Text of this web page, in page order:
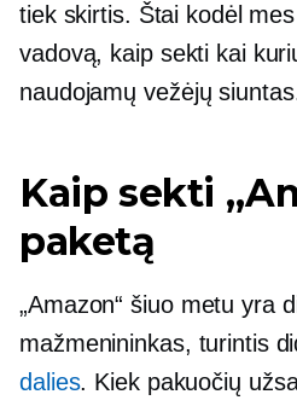
tiek skirtis. Štai kodėl
vadovą, kaip sekti kai
naudojamų vežėjų
Kaip sekti
paketą
„Amazon“ šiuo metu yra
mažmenininkas, turintis
dalies. Kiek pakuočių